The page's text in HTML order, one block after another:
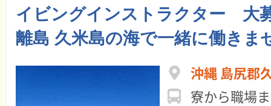
イビングインストラクター 大
離島 久米島の海で一緒に働きま
沖縄 島尻郡
寮から職場